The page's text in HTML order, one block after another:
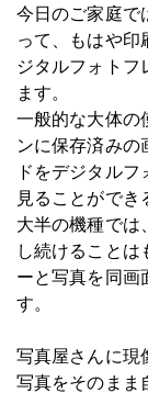
今日のご家庭で
って、もはや印
ジタルフォトフ
ます。
一般的な大体の
ンに保存済みの
ドをデジタル
見ることができ
大半の機種では
し続けること
ーと写真を同画
す。
写真屋さんに現
写真をそのまま